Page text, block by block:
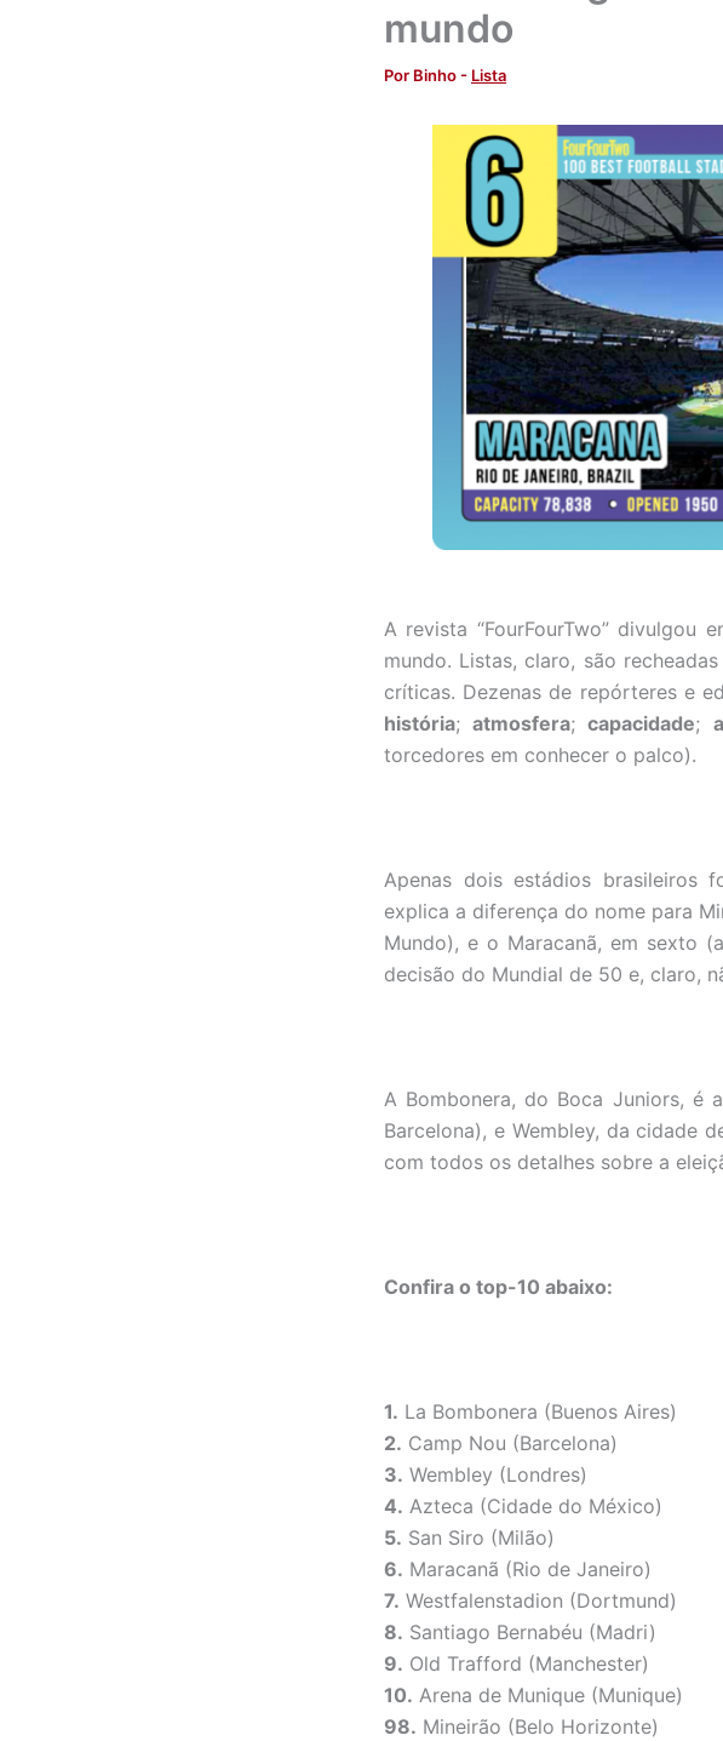
mundo
Por Binho- Lista
A revista “FourFourTwo” divulgou
mundo. Listas, claro, são
críticas. Dezenas de repórteres e
história;atmosfera;capacidade;
torcedores em conhecer o palco).
Apenas dois estádios brasileiros
explica a diferença do nome para
Mundo), e o Maracanã, em sexto
decisão do Mundial de 50 e, claro,
A Bombonera, do Boca Juniors, é
Barcelona), e Wembley, da cidade
com todos os detalhes sobre a
Confira o top-10 abaixo:
1. La Bombonera (Buenos Aires)
2. Camp Nou (Barcelona)
3. Wembley (Londres)
4. Azteca (Cidade do México)
5. San Siro (Milão)
6. Maracanã (Rio de Janeiro)
7. Westfalenstadion (Dortmund)
8. Santiago Bernabéu (Madri)
9. Old Trafford (Manchester)
10. Arena de Munique (Munique)
98. Mineirão (Belo Horizonte)